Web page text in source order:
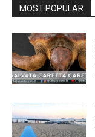
MOST POPULAR